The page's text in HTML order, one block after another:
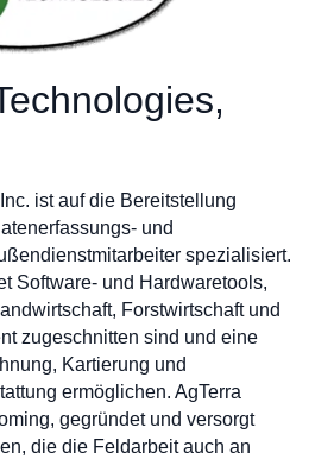
ist auf die Bereitstellung
und
spezialisiert.
Software- und Hardwaretools,
Forstwirtschaft und
zugeschnitten sind und eine
Kartierung und
ermöglichen. AgTerra
gegründet und versorgt
die die Feldarbeit auch an